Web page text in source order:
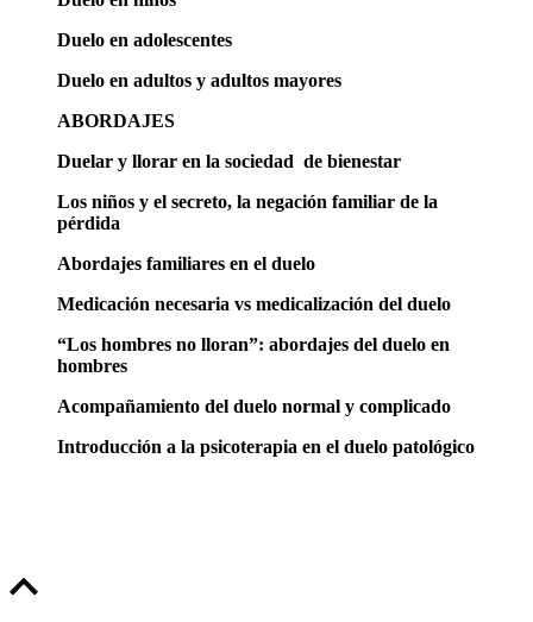
Duelo en adolescentes
Duelo en adultos y adultos mayores
ABORDAJES
Duelar y llorar en la sociedad de bienestar
Los niños y el secreto, la negación familiar de la
pérdida
Abordajes familiares en el duelo
Medicación necesaria vs medicalización del duelo
“Los hombres no lloran”: abordajes del duelo en
hombres
Acompañamiento del duelo normal y complicado
Introducción a la psicoterapia en el duelo patológico